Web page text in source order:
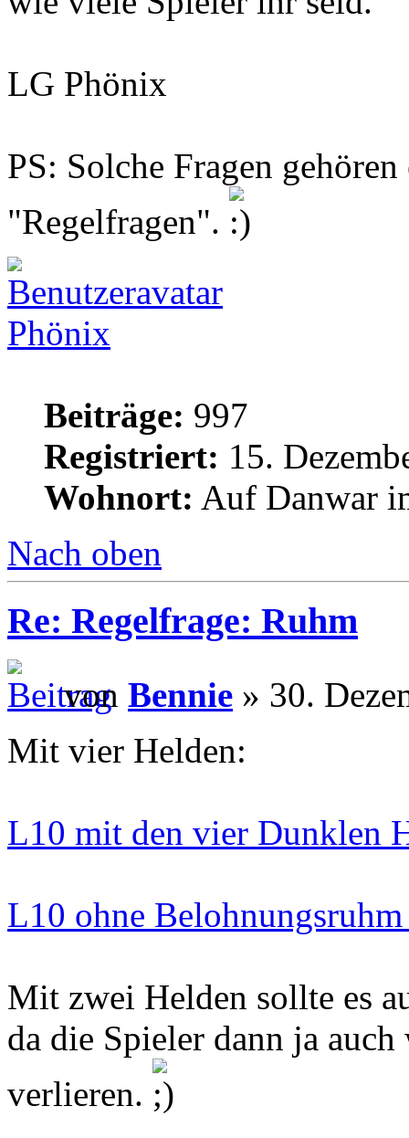
LG Phönix
PS: Solche Fragen
"Regelfragen".
Phönix
Beiträge: 997
Registriert: 15.
Wohnort: Auf Danwar
Nach oben
Re: Regelfrage: Ruhm
von Bennie » 30.
Mit vier Helden:
L10 mit den vier Dunklen
L10 ohne
Mit zwei Helden sollte es
da die Spieler dann ja
verlieren.